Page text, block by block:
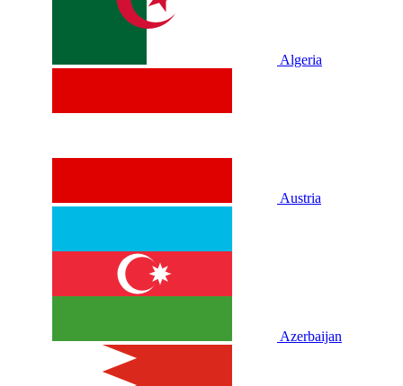
Algeria
Austria
Azerbaijan